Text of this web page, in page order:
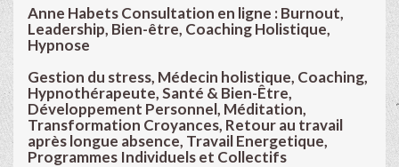
Anne Habets Consultation en ligne : Burnout,
Leadership, Bien-être, Coaching Holistique,
Hypnose
Gestion du stress, Médecin holistique, Coaching,
Hypnothérapeute, Santé & Bien-Être,
Développement Personnel, Méditation,
Transformation Croyances, Retour au travail
après longue absence, Travail Energetique,
Programmes Individuels et Collectifs